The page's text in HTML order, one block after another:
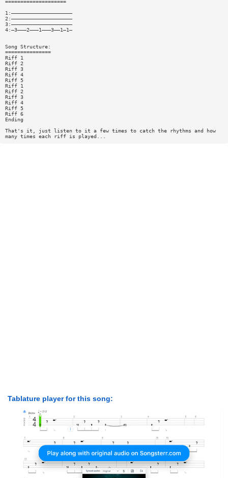
====================
1:————————————————————
2:————————————————————
3:————————————————————
4:—3———2———1———3——1—1—
Song Structure:
===============
Riff 1
Riff 2
Riff 3
Riff 4
Riff 5
Riff 1
Riff 2
Riff 3
Riff 4
Riff 5
Riff 6
Ending
That's it, just listen to it a few times to catch the rhythms and how
many times each riff is played...
Tablature player for this song: